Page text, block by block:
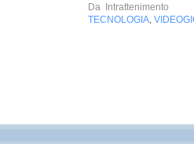
Da
Intrattenimento
TECNOLOGIA